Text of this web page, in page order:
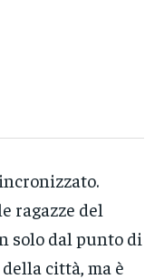
ragazze del
solo dal punto di
città, ma è